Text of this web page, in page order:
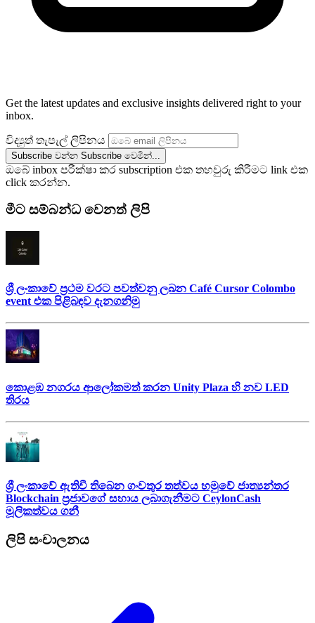
Get the latest updates and exclusive insights delivered right to your
inbox.
විද්‍යුත් තැපැල් ලිපිනය
Subscribe වන්න Subscribe වෙමින්...
ඔබේ inbox පරීක්ෂා කර subscription එක තහවුරු කිරීමට link එක
click කරන්න.
මීට සම්බන්ධ වෙනත් ලිපි
ශ්‍රී ලංකාවේ ප්‍රථම වරට පවත්වනු ලබන Café Cursor Colombo
event එක පිළිබඳව දැනගනිමු
කොළඹ නගරය ආලෝකමත් කරන Unity Plaza හි නව LED
තිරය
ශ්‍රී ලංකාවේ ඇතිවී තිබෙන ගංවතුර තත්වය හමුවේ ජාත්‍යන්තර
Blockchain ප්‍රජාවගේ සහාය ලබාගැනීමට CeylonCash
මූලිකත්වය ග​නී
ලිපි සංචාලනය